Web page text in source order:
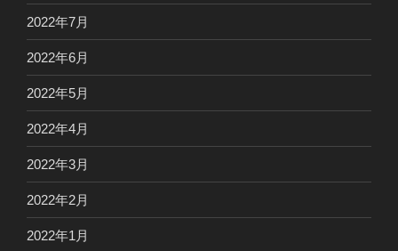
2022年7月
2022年6月
2022年5月
2022年4月
2022年3月
2022年2月
2022年1月